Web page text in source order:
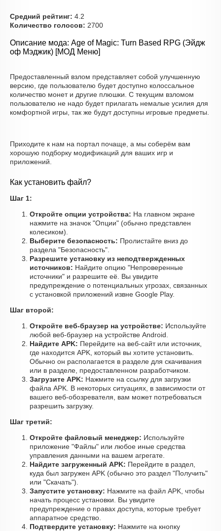
Средний рейтинг: 4.2
Количество голосов: 2700
Описание мода: Age of Magic: Turn Based RPG (Эйдж
оф Мэджик) [МОД Меню]
Предоставленный взлом представляет собой улучшенную
версию, где пользователю будет доступно колоссальное
количество монет и другие плюшки. С текущим взломом
пользователю не надо будет прилагать немалые усилия для
комфортной игры, так же будут доступны игровые предметы.
Приходите к нам на портал почаще, а мы соберём вам
хорошую подборку модификаций для ваших игр и
приложений.
Как установить файл?
Шаг 1:
Откройте опции устройства: На главном экране
нажмите на значок "Опции" (обычно представлен
колесиком).
Выберите безопасность: Пролистайте вниз до
раздела "Безопасность".
Разрешите установку из неподтвержденных
источников: Найдите опцию "Непроверенные
источники" и разрешите её. Вы увидите
предупреждение о потенциальных угрозах, связанных
с установкой приложений извне Google Play.
Шаг второй:
Откройте веб-браузер на устройстве: Используйте
любой веб-браузер на устройстве Android.
Найдите APK: Перейдите на веб-сайт или источник,
где находится APK, который вы хотите установить.
Обычно он располагается в разделе для скачивания
или в разделе, предоставленном разработчиком.
Загрузите APK: Нажмите на ссылку для загрузки
файла APK. В некоторых ситуациях, в зависимости от
вашего веб-обозревателя, вам может потребоваться
разрешить загрузку.
Шаг третий:
Откройте файловый менеджер: Используйте
приложение "Файлы" или любое иные средства
управления данными на вашем агрегате.
Найдите загруженный APK: Перейдите в раздел,
куда был загружен APK (обычно это раздел "Получить"
или "Скачать").
Запустите установку: Нажмите на файл APK, чтобы
начать процесс установки. Вы увидите
предупреждение о правах доступа, которые требует
аппаратное средство.
Подтвердите установку: Нажмите на кнопку